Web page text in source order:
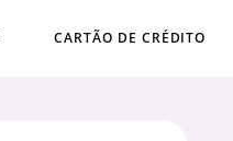
CARTÃO DE CRÉDITO